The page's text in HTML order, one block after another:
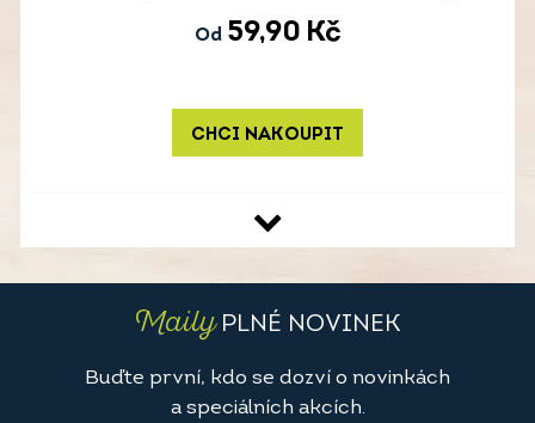
Od 59,90 Kč
CHCI NAKOUPIT
MailyPLNÉ NOVINEK
Buďte první, kdo se dozví o novinkách
a speciálních akcích.